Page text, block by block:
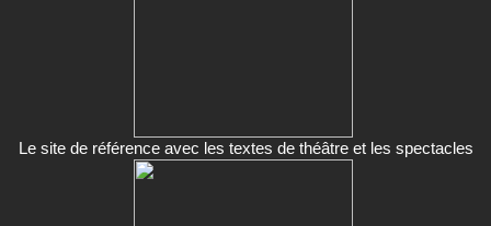
Le site de référence avec les textes de théâtre et les spectacles